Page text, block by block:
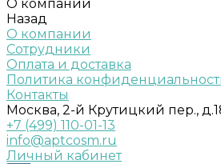
О компании
Назад
О компании
Сотрудники
Оплата и доставка
Политика
Контакты
Москва, 2-й Крутицкий пер.,
+7 (499) 110-01-13
info@aptcosm.ru
Личный кабинет